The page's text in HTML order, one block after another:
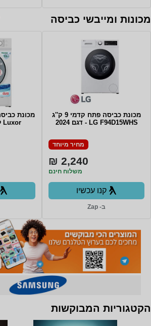
מכונות ומייבשי כביסה
מכונת כביסה פתח קדמי 9 ק''ג
LG F94D15WHS - דגם 2024
מחיר מיוחד
2,240 ₪
משלוח חינם
קנו עכשיו
ב- Zap
Luxor לוקסור TWF100
הקטגוריות המבוקשות